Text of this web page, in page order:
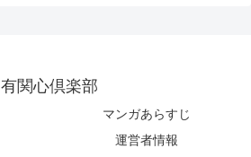
有関心倶楽部
マンガあらすじ
運営者情報